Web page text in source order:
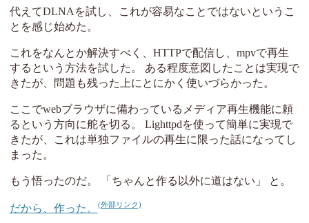
代えてDLNAを試し、これが容易なことではないというこ
とを感じ始めた。
これをなんとか解決すべく、HTTPで配信し、mpvで再生
するという方法を試した。 ある程度意図したことは実現で
きたが、問題も残った上にとにかく使いづらかった。
ここでwebブラウザに備わっているメディア再生機能に頼
るという方向に舵を切る。 Lighttpdを使って簡単に実現で
きたが、これは単独ファイルの再生に限った話になってし
まった。
もう悟ったのだ。 「ちゃんと作る以外に道はない」 と。
だから、作った。